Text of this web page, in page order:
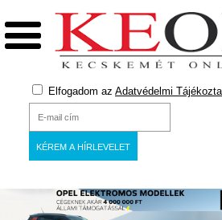
Elfogadom az Adatvédelmi